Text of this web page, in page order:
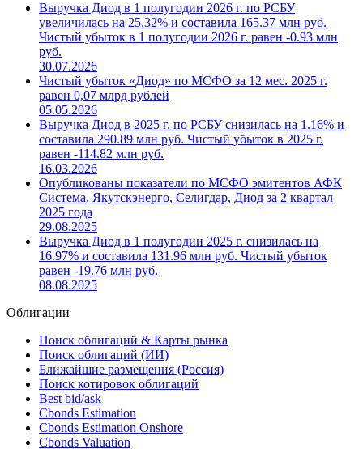
Выручка Диод в 1 полугодии 2026 г. по РСБУ
увеличилась на 25.32% и составила 165.37 млн руб.
Чистый убыток в 1 полугодии 2026 г. равен -0.93 млн
руб.
30.07.2026
Чистый убыток «Диод» по МСФО за 12 мес. 2025 г.
равен 0,07 млрд рублей
05.05.2026
Выручка Диод в 2025 г. по РСБУ снизилась на 1.16% и
составила 290.89 млн руб. Чистый убыток в 2025 г.
равен -114.82 млн руб.
16.03.2026
Опубликованы показатели по МСФО эмитентов АФК
Система, Якутскэнерго, Селигдар, Диод за 2 квартал
2025 года
29.08.2025
Выручка Диод в 1 полугодии 2025 г. снизилась на
16.97% и составила 131.96 млн руб. Чистый убыток
равен -19.76 млн руб.
08.08.2025
Облигации
Поиск облигаций & Карты рынка
Поиск облигаций (ИИ)
Ближайшие размещения (Россия)
Поиск котировок облигаций
Best bid/ask
Cbonds Estimation
Cbonds Estimation Onshore
Cbonds Valuation